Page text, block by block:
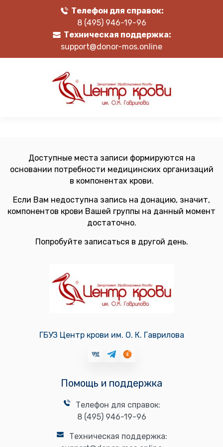
Телефон для справок:
8 (495) 946-19-96
Техническая поддержка:
support@donor-mos.online
Доступные места записи формируются на
основании потребности медицинских организаций
в компонентах крови.
Если Вам недоступна запись на донацию, значит,
компонентов крови Вашей группы на данный момент
достаточно.
Попробуйте записаться в другой день.
ГБУЗ Центр крови им. О. К. Гаврилова
Помощь и поддержка
Телефон для справок:
8 (495) 946-19-96
Техническая поддержка: